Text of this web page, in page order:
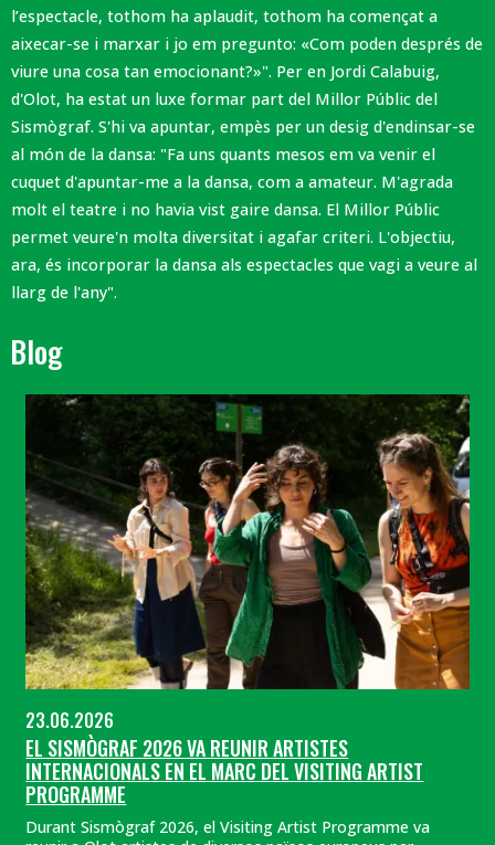
l’espectacle, tothom ha aplaudit, tothom ha començat a
aixecar-se i marxar i jo em pregunto: «Com poden després de
viure una cosa tan emocionant?»". Per en Jordi Calabuig,
d'Olot, ha estat un luxe formar part del Millor Públic del
Sismògraf. S'hi va apuntar, empès per un desig d'endinsar-se
al món de la dansa: "Fa uns quants mesos em va venir el
cuquet d'apuntar-me a la dansa, com a amateur. M'agrada
molt el teatre i no havia vist gaire dansa. El Millor Públic
permet veure'n molta diversitat i agafar criteri. L'objectiu,
ara, és incorporar la dansa als espectacles que vagi a veure al
llarg de l'any".
Blog
23.06.2026
EL SISMÒGRAF 2026 VA REUNIR ARTISTES
INTERNACIONALS EN EL MARC DEL VISITING ARTIST
PROGRAMME
Durant Sismògraf 2026, el Visiting Artist Programme va